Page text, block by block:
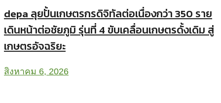
depa ลุยปั้นเกษตรกรดิจิทัลต่อเนื่องกว่า 350 ราย
เดินหน้าต่อชัยภูมิ รุ่นที่ 4 ขับเคลื่อนเกษตรดั้งเดิม สู่
เกษตรอัจฉริยะ
สิงหาคม 6, 2026